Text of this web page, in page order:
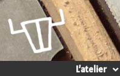
L’atelier